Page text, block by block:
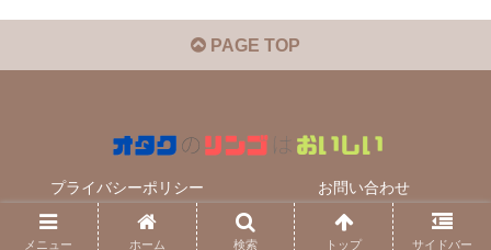
PAGE TOP
プライバシーポリシー お問い合わせ
© 2020 オタクのリンゴはおいしい.
メニュー ホーム 検索 トップ サイドバー